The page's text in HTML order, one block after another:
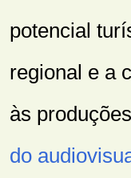
potencial
regional e a
às
do